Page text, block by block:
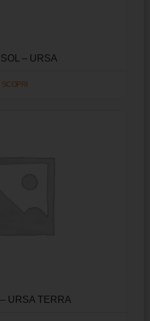
– URSA
SCOPRI
URSA TERRA